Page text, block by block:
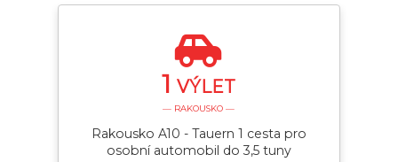
1VÝLET
— RAKOUSKO —
Rakousko A10 - Tauern 1 cesta pro
osobní automobil do 3,5 tuny